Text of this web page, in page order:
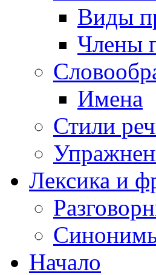
Виды
Члены
Имена
Стили
Лексика и
Начало